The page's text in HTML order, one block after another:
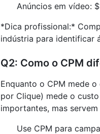
Anúncios em vídeo:
*Dica profissional:*
indústria para identificar
Q2: Como o CPM
Enquanto o CPM mede
por Clique) mede o
importantes, mas
Use CPM para